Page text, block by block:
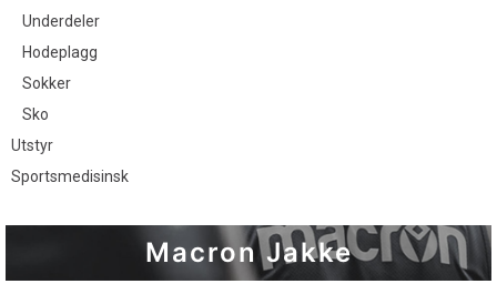
Underdeler
Hodeplagg
Sokker
Sko
Utstyr
Sportsmedisinsk
Macron Jakke